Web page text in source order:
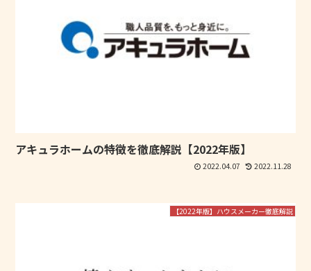
アキュラホームの特徴を徹底解説【2022年版】
2022.04.07 2022.11.28
【2022年版】ハウスメーカー徹底解説